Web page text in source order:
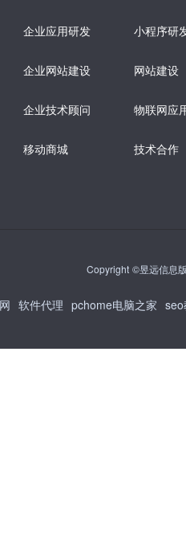
企业应用研发
企业网站建设
企业技术顾问
移动商城
小程序研
网站建设
物联网应
技术合作
Copyright ©昱远信息
软件代理 pchome电脑之家